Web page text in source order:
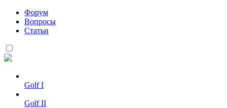
Форум
Вопросы
Статьи
Golf I
Golf II